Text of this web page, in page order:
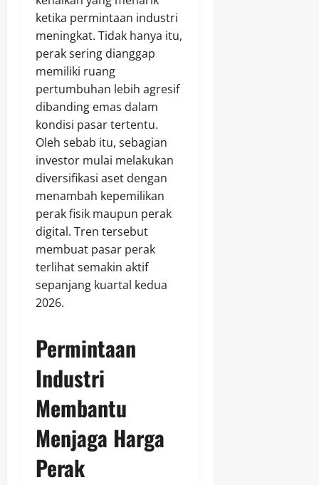
ketika permintaan industri
meningkat. Tidak hanya itu,
perak sering dianggap
memiliki ruang
pertumbuhan lebih agresif
dibanding emas dalam
kondisi pasar tertentu.
Oleh sebab itu, sebagian
investor mulai melakukan
diversifikasi aset dengan
menambah kepemilikan
perak fisik maupun perak
digital. Tren tersebut
membuat pasar perak
terlihat semakin aktif
sepanjang kuartal kedua
2026.
Permintaan
Industri
Membantu
Menjaga Harga
Perak